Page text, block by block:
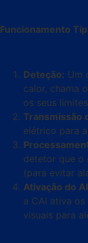
Funcionamento
Deteção: Um
calor, chama
os seus
Transmissão
elétrico para
detetor que o
(para evitar
Ativação do
a CAI ativa
visuais para